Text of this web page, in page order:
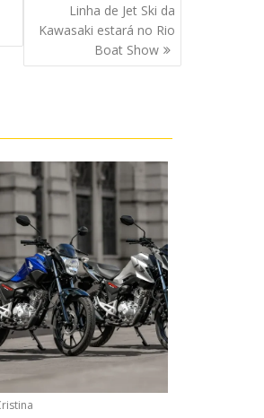
Linha de Jet Ski da
Kawasaki estará no Rio
Boat Show